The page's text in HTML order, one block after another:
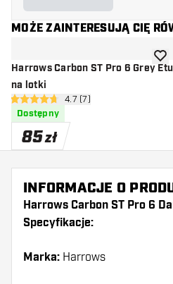
MOŻE ZAINTERESUJĄ CIĘ
Harrows Carbon ST Pro 6 Grey Etui
na lotki
otwórz panel recenzji
4.7 gwiazdki oceny
4.7 (7)
Dostępny
85zł
INFORMACJE O
Harrows Carbon ST Pro 6
Specyfikacje:
Marka: Harrows